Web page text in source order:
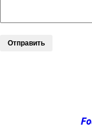
Отправить